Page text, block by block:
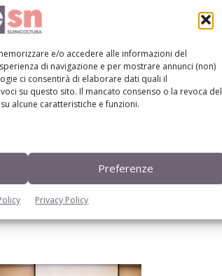
e/o accedere alle informazioni del
di navigazione e per mostrare annunci (non)
ci consentirà di elaborare dati quali il
su questo sito. Il mancato consenso o la revoca del
alcune caratteristiche e funzioni.
Preferenze
Privacy Policy
Email